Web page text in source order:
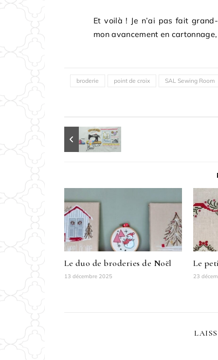
Et voilà ! Je n’ai pas fait
mon avancement en
broderie point de croix SAL Sewing Room
Le duo de broderies de Noël
13 décembre 2025
Le
23